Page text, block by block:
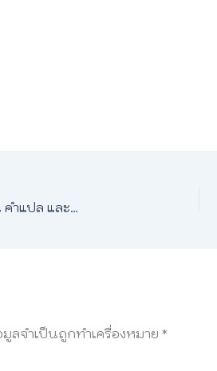
ปีนักษัตร ภาษาอังกฤษ | 12 นักษัตร พร้อมคำอ่าน คำแปล และคำศัพท์น่ารู้
มูลจำเป็นถูกทำเครื่องหมาย *